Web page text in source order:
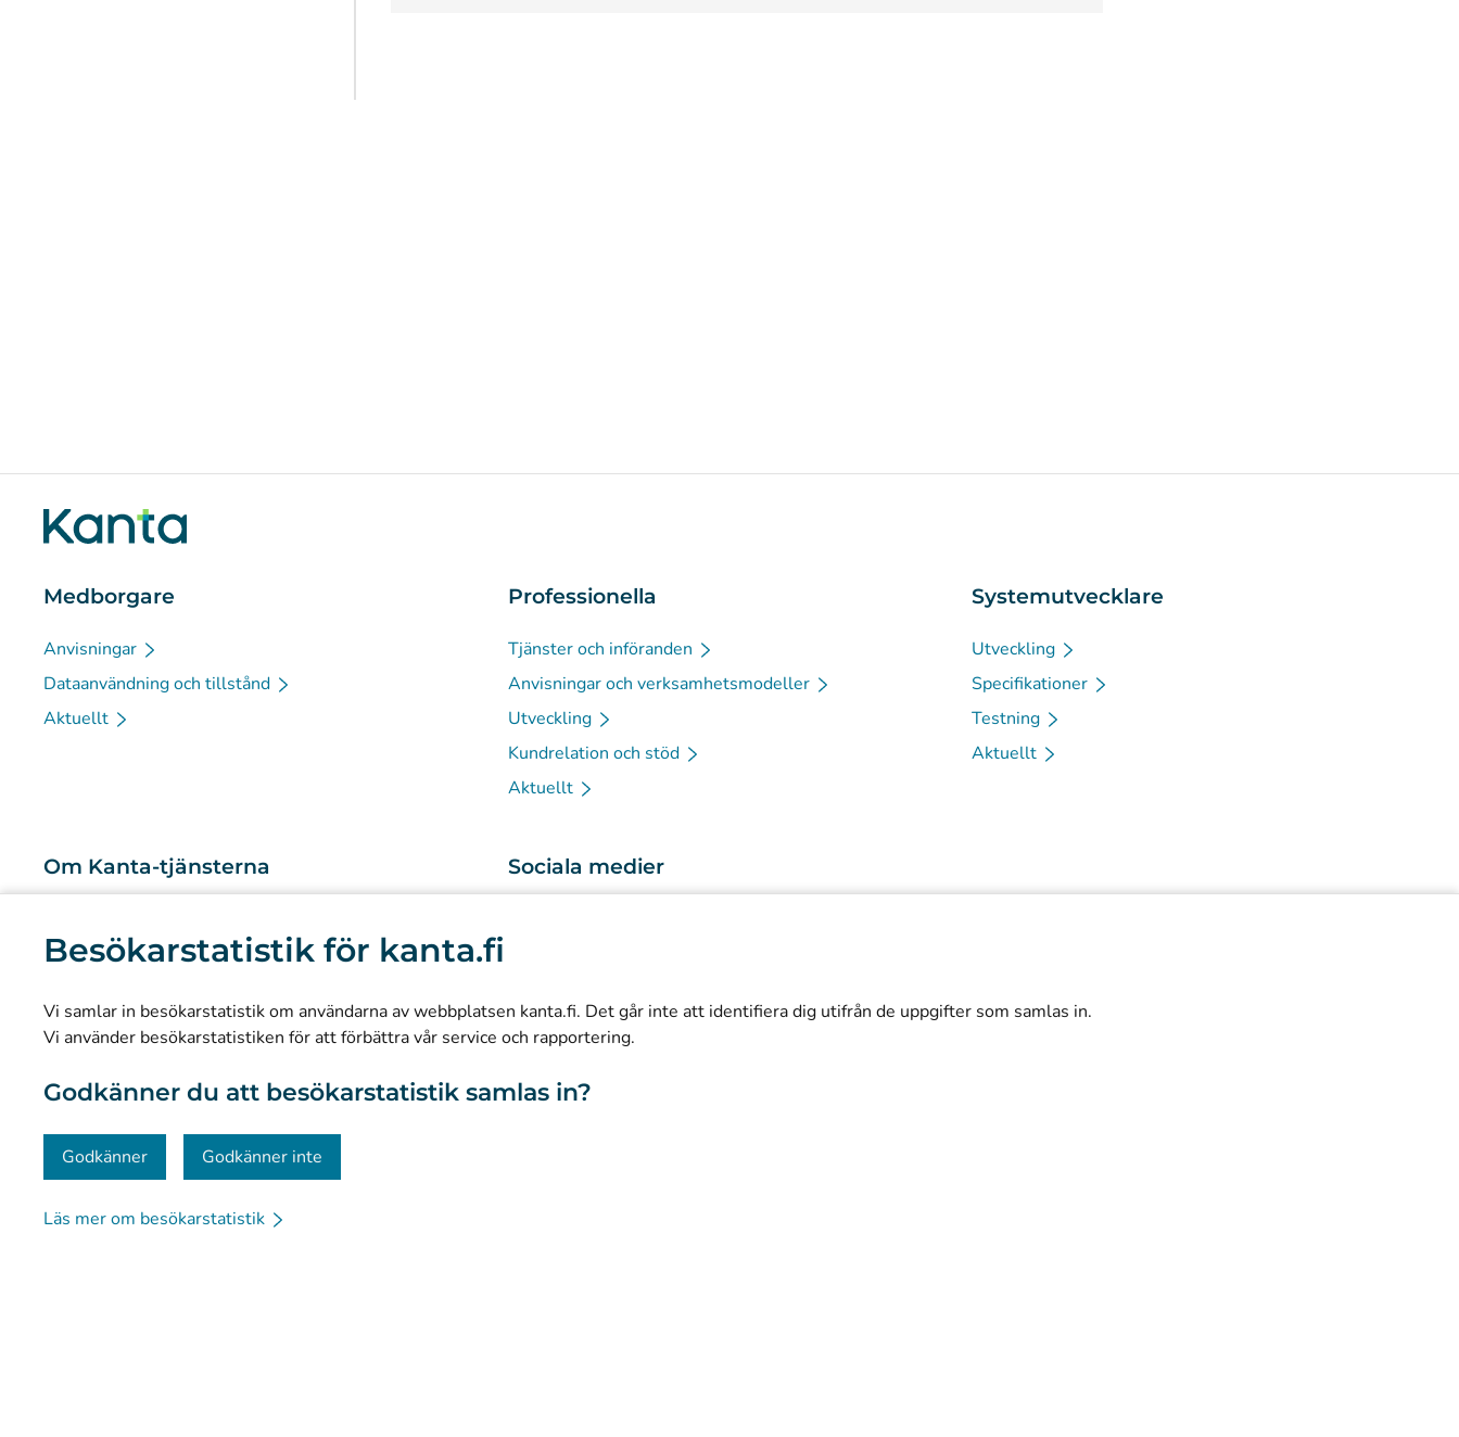
Besökarstatistik för kanta.fi
Vi samlar in besökarstatistik om användarna av webbplatsen kanta.fi. Det går inte att identifiera dig utifrån de uppgifter som samlas in.
Vi använder besökarstatistiken för att förbättra vår service och rapportering.
Godkänner du att besökarstatistik samlas in?
Godkänner Godkänner inte
Läs mer om besökarstatistik
Medborgare
Anvisningar
Dataanvändning och tillstånd
Aktuellt
Professionella
Tjänster och införanden
Anvisningar och verksamhetsmodeller
Utveckling
Kundrelation och stöd
Aktuellt
Systemutvecklare
Utveckling
Specifikationer
Testning
Aktuellt
Om Kanta-tjänsterna
Forskning och kunskapsbaserad ledning
Dataskydd och tillgänglighet
Kommunikation och sociala medier
Sociala medier
© Kanta-Palvelut, Kansaneläkelaitos